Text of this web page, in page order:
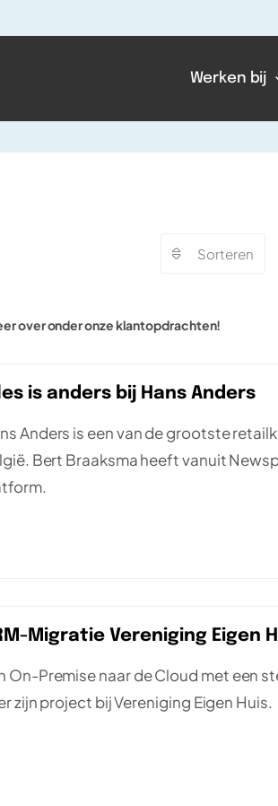
Sorteren
over onder onze klantopdrachten!
is anders bij Hans Anders
Anders is een van de grootste
Bert Braaksma heeft vanuit
Migratie Vereniging Eigen
On-Premise naar de Cloud met een
zijn project bij Vereniging Eigen Huis.
Werken bij